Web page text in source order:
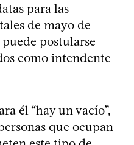
para las
de mayo de
postularse
como intendente
él “hay un vacío”,
que ocupan